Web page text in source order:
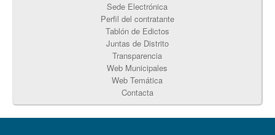
Sede Electrónica
Perfil del contratante
Tablón de Edictos
Juntas de Distrito
Transparencia
Web Municipales
Web Temática
Contacta